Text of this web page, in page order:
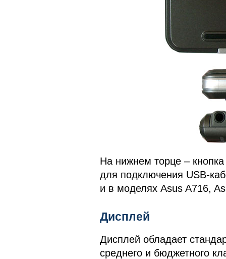
На нижнем торце –
для подключения USB-
и в моделях Asus A716,
Дисплей
Дисплей обладает
среднего и бюджетного